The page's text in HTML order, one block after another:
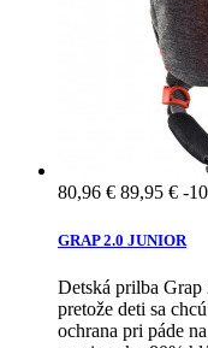
80,96 € 89,95 € -
GRAP 2.0 JUNIOR
Detská prilba Grap
pretože deti sa
ochrana pri páde